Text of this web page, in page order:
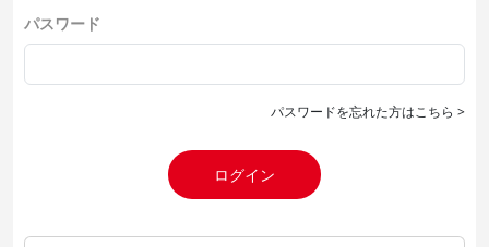
パスワード
パスワードを忘れた方はこちら >
ログイン